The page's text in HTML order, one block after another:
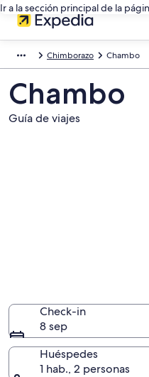
Ir a la sección principal de la
Chimborazo Chambo
Chambo
Guía de viajes
Check-in
8 sep
Huéspedes
1 hab., 2 personas